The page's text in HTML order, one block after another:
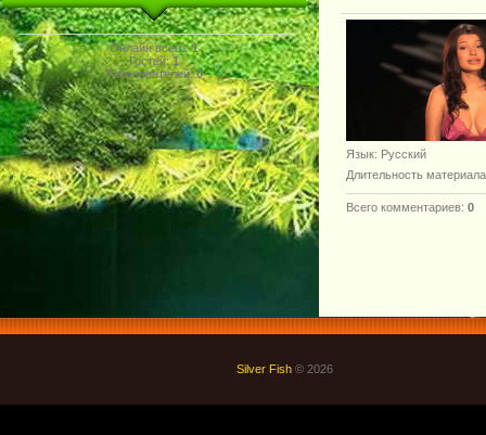
Онлайн всего:1
Гостей:1
Пользователей:0
Язык: Русский
Длительность материала
Всего комментариев: 0
Silver Fish © 2026